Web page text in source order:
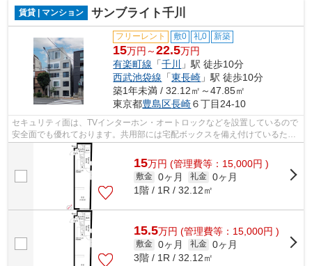
賃貸 | マンション サンブライト千川
フリーレント 敷0 礼0 新築
15万円～22.5万円
有楽町線 「千川
」駅 徒歩10分
西武池袋線 「東長崎 」駅 徒歩10分
築1年未満 / 32.12㎡～47.85㎡
東京都豊島区長崎６丁目24-10
セキュリティ面は、TVインターホン・オートロックなどを設置しているので
安全面でも優れております。共用部には宅配ボックスを備え付けているた
め、対面で荷物を受け取る必要がありま...
15万円 (管理費等：15,000円 )
敷金 0ヶ月 礼金 0ヶ月
1階 / 1R / 32.12㎡
15.5万円 (管理費等：15,000円 )
敷金 0ヶ月 礼金 0ヶ月
3階 / 1R / 32.12㎡